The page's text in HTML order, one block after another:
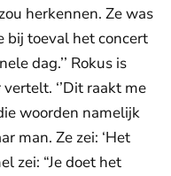
herkennen. Ze was
bij toeval het concert
dag.’’ Rokus is
‘’Dit raakt me
woorden namelijk
man. Ze zei: ‘Het
zei: “Je doet het